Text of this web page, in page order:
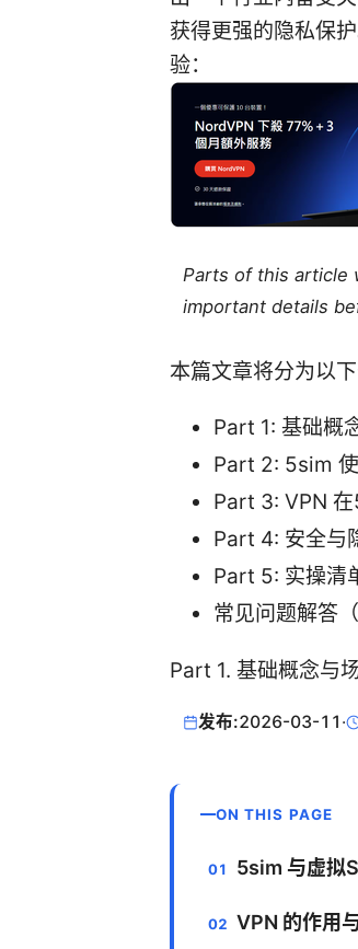
获得更强的隐私保
验：
Parts of this article
important details
本篇文章将分为以
Part 1: 基础概
Part 2: 5sim 使
Part 3: VPN
Part 4: 安全与
Part 5: 实操清
常见问题解答（
Part 1. 基础概念与
发布:2026-03-11 ·
ON THIS PAGE
5sim 与虚拟
VPN 的作用